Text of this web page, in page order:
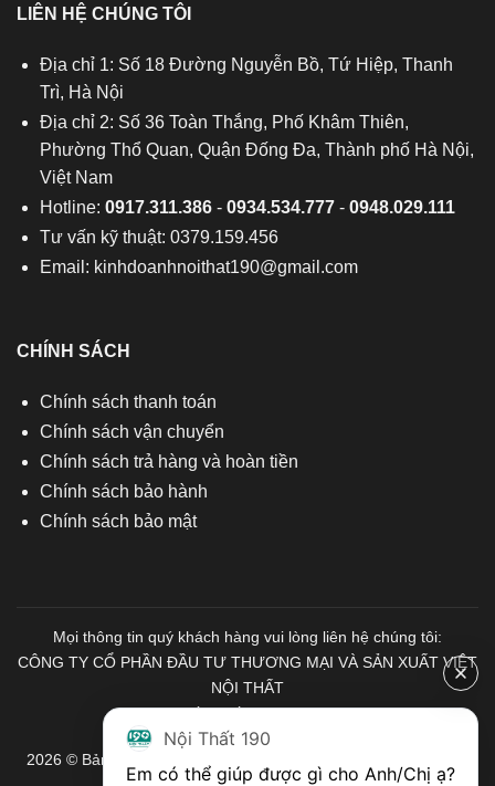
LIÊN HỆ CHÚNG TÔI
Địa chỉ 1: Số 18 Đường Nguyễn Bồ, Tứ Hiệp, Thanh
Trì, Hà Nội
Địa chỉ 2: Số 36 Toàn Thắng, Phố Khâm Thiên,
Phường Thổ Quan, Quận Đống Đa, Thành phố Hà Nội,
Việt Nam
Hotline: 0917.311.386- 0934.534.777- 0948.029.111
Tư vấn kỹ thuật: 0379.159.456
Email: kinhdoanhnoithat190@gmail.com
CHÍNH SÁCH
Chính sách thanh toán
Chính sách vận chuyển
Chính sách trả hàng và hoàn tiền
Chính sách bảo hành
Chính sách bảo mật
Mọi thông tin quý khách hàng vui lòng liên hệ chúng tôi:
CÔNG TY CỔ PHẦN ĐẦU TƯ THƯƠNG MẠI VÀ SẢN XUẤT VIỆT
NỘI THẤT
Mã số Thuế: 0103671313
2026 © Bản quyền thuộc về Nội Thất 190. Mọi quyền được bảo
Nội Thất 190